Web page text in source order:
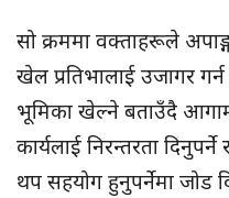
सो क्रममा वक्ताहरूले
खेल प्रतिभालाई उजागर गर्न
भूमिका खेल्ने बताउँदै
कार्यलाई निरन्तरता
थप सहयोग हुनुपर्नेमा जोड